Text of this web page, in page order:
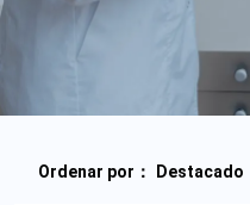
Ordenar por ： Destacado